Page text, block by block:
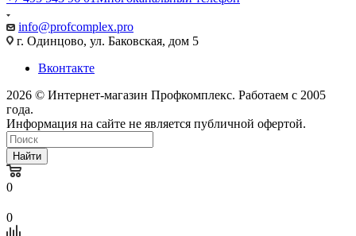
info@profcomplex.pro
г. Одинцово, ул. Баковская, дом 5
Вконтакте
2026 © Интернет-магазин Профкомплекс. Работаем с 2005
года.
Информация на сайте не является публичной офертой.
Найти
0
0